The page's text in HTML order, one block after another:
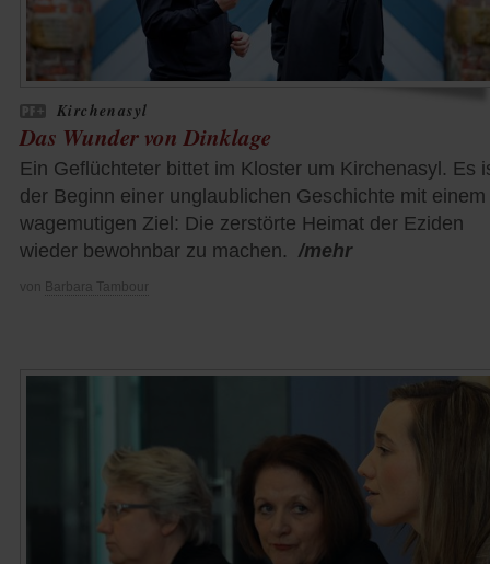
Kirchenasyl
Das Wunder von Dinklage
Ein Geflüchteter bittet im Kloster um Kirchenasyl. Es
der Beginn einer unglaublichen Geschichte mit einem
wagemutigen Ziel: Die zerstörte Heimat der Eziden
wieder bewohnbar zu machen. /mehr
von Barbara Tambour